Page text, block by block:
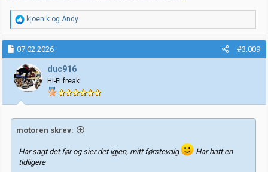
R
e
a
k
s
j
o
n
e
r
kjoenik og Andy
07.02.2026 #3.009
duc916
Hi-Fi freak
motoren skrev:
Har sagt det før og sier det igjen, mitt førstevalg
Har hatt en
tidligere